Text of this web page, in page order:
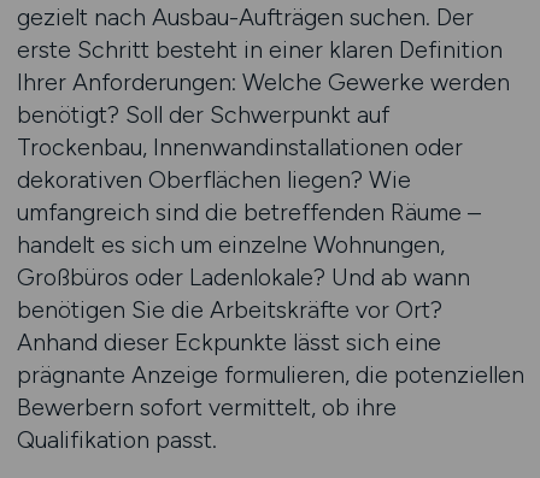
gezielt nach Ausbau-Aufträgen suchen. Der
erste Schritt besteht in einer klaren Definition
Ihrer Anforderungen: Welche Gewerke werden
benötigt? Soll der Schwerpunkt auf
Trockenbau, Innenwandinstallationen oder
dekorativen Oberflächen liegen? Wie
umfangreich sind die betreffenden Räume –
handelt es sich um einzelne Wohnungen,
Großbüros oder Ladenlokale? Und ab wann
benötigen Sie die Arbeitskräfte vor Ort?
Anhand dieser Eckpunkte lässt sich eine
prägnante Anzeige formulieren, die potenziellen
Bewerbern sofort vermittelt, ob ihre
Qualifikation passt.